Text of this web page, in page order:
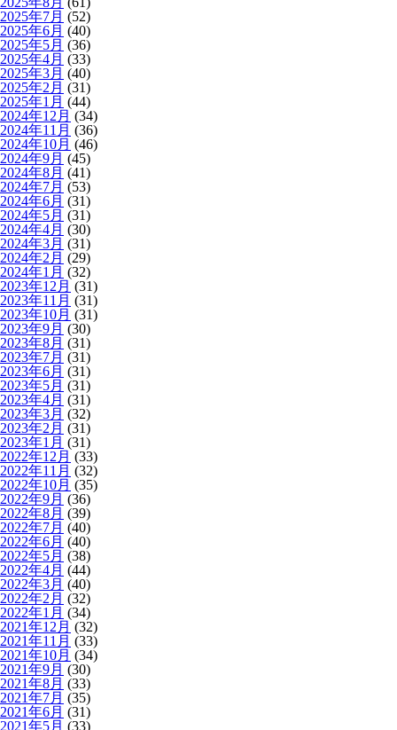
2025年7月 (52)
2025年6月 (40)
2025年5月 (36)
2025年4月 (33)
2025年3月 (40)
2025年2月 (31)
2025年1月 (44)
2024年12月 (34)
2024年11月 (36)
2024年10月 (46)
2024年9月 (45)
2024年8月 (41)
2024年7月 (53)
2024年6月 (31)
2024年5月 (31)
2024年4月 (30)
2024年3月 (31)
2024年2月 (29)
2024年1月 (32)
2023年12月 (31)
2023年11月 (31)
2023年10月 (31)
2023年9月 (30)
2023年8月 (31)
2023年7月 (31)
2023年6月 (31)
2023年5月 (31)
2023年4月 (31)
2023年3月 (32)
2023年2月 (31)
2023年1月 (31)
2022年12月 (33)
2022年11月 (32)
2022年10月 (35)
2022年9月 (36)
2022年8月 (39)
2022年7月 (40)
2022年6月 (40)
2022年5月 (38)
2022年4月 (44)
2022年3月 (40)
2022年2月 (32)
2022年1月 (34)
2021年12月 (32)
2021年11月 (33)
2021年10月 (34)
2021年9月 (30)
2021年8月 (33)
2021年7月 (35)
2021年6月 (31)
2021年5月 (33)